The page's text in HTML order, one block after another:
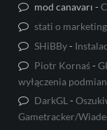
mod canavarı -
stati o
SHiBBy-
Piotr Kornaś-
wyłączenia
DarkGL -
Gametracker/